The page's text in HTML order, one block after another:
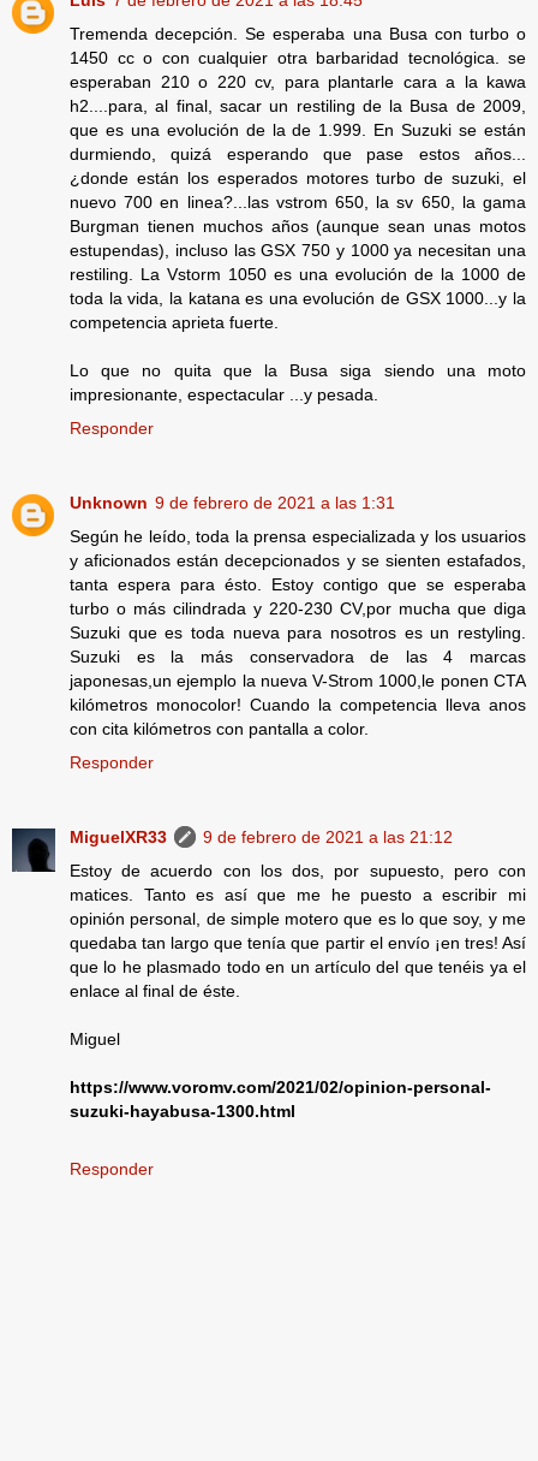
Tremenda decepción. Se esperaba una Busa con turbo o
1450 cc o con cualquier otra barbaridad tecnológica. se
esperaban 210 o 220 cv, para plantarle cara a la kawa
h2....para, al final, sacar un restiling de la Busa de 2009,
que es una evolución de la de 1.999. En Suzuki se están
durmiendo, quizá esperando que pase estos años...
¿donde están los esperados motores turbo de suzuki, el
nuevo 700 en linea?...las vstrom 650, la sv 650, la gama
Burgman tienen muchos años (aunque sean unas motos
estupendas), incluso las GSX 750 y 1000 ya necesitan una
restiling. La Vstorm 1050 es una evolución de la 1000 de
toda la vida, la katana es una evolución de GSX 1000...y la
competencia aprieta fuerte.
Lo que no quita que la Busa siga siendo una moto
impresionante, espectacular ...y pesada.
Responder
Unknown 9 de febrero de 2021 a las 1:31
Según he leído, toda la prensa especializada y los usuarios
y aficionados están decepcionados y se sienten estafados,
tanta espera para ésto. Estoy contigo que se esperaba
turbo o más cilindrada y 220-230 CV,por mucha que diga
Suzuki que es toda nueva para nosotros es un restyling.
Suzuki es la más conservadora de las 4 marcas
japonesas,un ejemplo la nueva V-Strom 1000,le ponen CTA
kilómetros monocolor! Cuando la competencia lleva anos
con cita kilómetros con pantalla a color.
Responder
MiguelXR33
9 de febrero de 2021 a las 21:12
Estoy de acuerdo con los dos, por supuesto, pero con
matices. Tanto es así que me he puesto a escribir mi
opinión personal, de simple motero que es lo que soy, y me
quedaba tan largo que tenía que partir el envío ¡en tres! Así
que lo he plasmado todo en un artículo del que tenéis ya el
enlace al final de éste.
Miguel
https://www.voromv.com/2021/02/opinion-personal-
suzuki-hayabusa-1300.html
Responder